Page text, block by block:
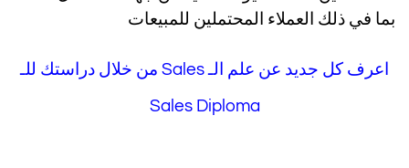
بما في ذلك العملاء المحتملين للمبيعات
اعرف كل جديد عن علم الـ Sales من خلال دراستك للـ
Sales Diploma